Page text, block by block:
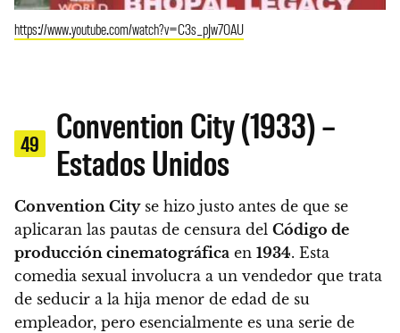
https://www.youtube.com/watch?v=C3s_pJw7OAU
49
Convention City (1933) –
Estados Unidos
Convention Cityse hizo justo antes de que se
aplicaran las pautas de censura del Código de
producción cinematográfica en 1934. Esta
comedia sexual involucra a un vendedor que trata
de seducir a la hija menor de edad de su
empleador, pero esencialmente es una serie de